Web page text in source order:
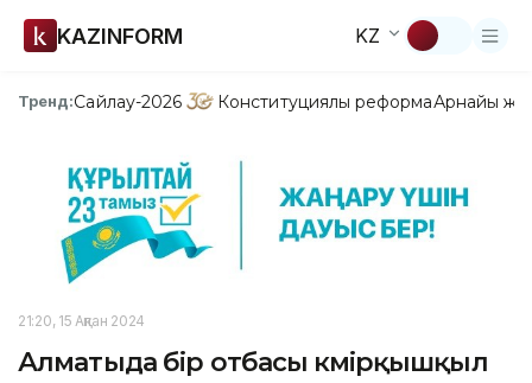
KAZINFORM KZ
Тренд:Сайлау-2026 Конституциялық реформаАрнайы
21:20, 15 Ақпан 2024
Алматыда бір отбасы көмірқышқыл